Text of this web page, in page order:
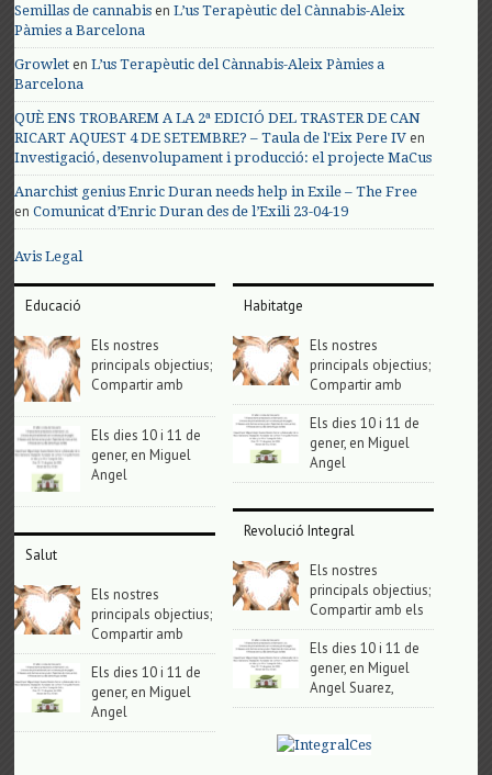
Semillas de cannabis enL’us Terapèutic del Cànnabis-Aleix
Pàmies a Barcelona
Growlet enL’us Terapèutic del Cànnabis-Aleix Pàmies a
Barcelona
QUÈ ENS TROBAREM A LA 2ª EDICIÓ DEL TRASTER DE CAN
RICART AQUEST 4 DE SETEMBRE? – Taula de l'Eix Pere IV en
Investigació, desenvolupament i producció: el projecte MaCus
Anarchist genius Enric Duran needs help in Exile – The Free
enComunicat d’Enric Duran des de l’Exili 23-04-19
Avis Legal
Educació
Els nostres
principals objectius;
Compartir amb
Els dies 10 i 11 de
gener, en Miguel
Angel
Salut
Els nostres
principals objectius;
Compartir amb
Els dies 10 i 11 de
gener, en Miguel
Angel
Habitatge
Els nostres
principals objectius;
Compartir amb
Els dies 10 i 11 de
gener, en Miguel
Angel
Revolució Integral
Els nostres
principals objectius;
Compartir amb els
Els dies 10 i 11 de
gener, en Miguel
Angel Suarez,